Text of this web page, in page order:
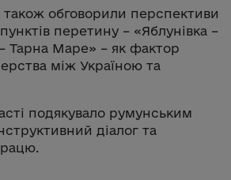
також обговорили перспективи
перетину – «Яблунівка –
Тарна Маре» – як фактор
між Україною та
подякувало румунським
діалог та